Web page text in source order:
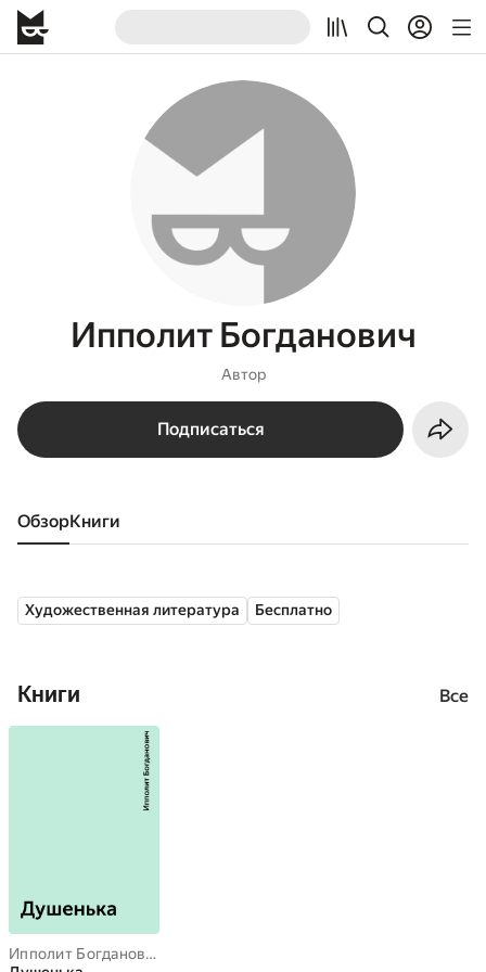
Ипполит Богданович
Автор
Подписаться
Обзор книги
Художественная литература Бесплатно
Книги Все
Ипполит Богданович